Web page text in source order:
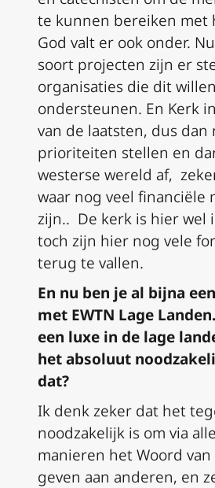
te kunnen bereiken met
God valt er ook onder. Nu
soort projecten zijn er
organisaties die dit willen
ondersteunen. En Kerk
van de laatsten, dus dan
prioriteiten stellen en
westerse wereld af,
waar nog veel financiële
zijn.. De kerk is hier wel
toch zijn hier nog vele
terug te vallen.
En nu ben je al bijna
met EWTN Lage Landen.
een luxe in de lage
hetabsoluut
dat?
Ik denk zeker dat het
noodzakelijk is om via
manieren het Woord
geven aan anderen, en